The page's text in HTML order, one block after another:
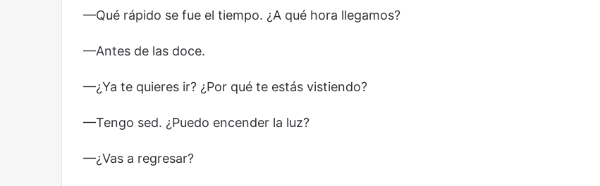
—Qué rápido se fue el tiempo. ¿A qué hora llegamos?
—Antes de las doce.
—¿Ya te quieres ir? ¿Por qué te estás vistiendo?
—Tengo sed. ¿Puedo encender la luz?
—¿Vas a regresar?